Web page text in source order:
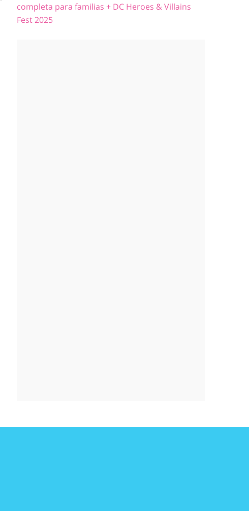
completa para familias + DC Heroes & Villains
Fest 2025